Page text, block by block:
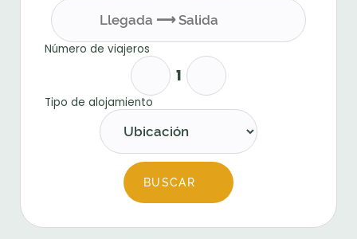
Número de viajeros
Tipo de alojamiento
BUSCAR